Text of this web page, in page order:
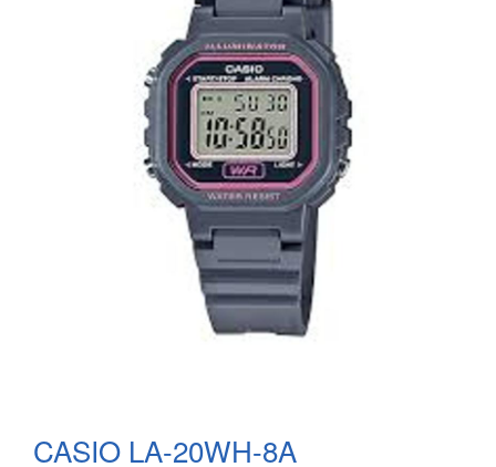
CASIO LA-20WH-8A